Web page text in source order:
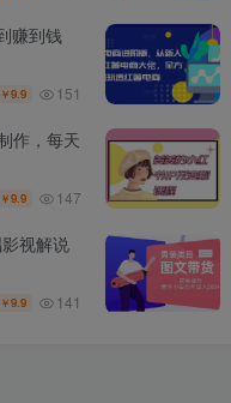
赚到钱
￥9.9 151
作，每天
￥9.9 147
视解说
￥9.9 141